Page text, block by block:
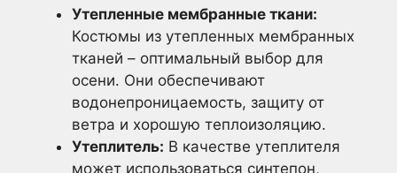
Утепленные мембранные ткани:
Костюмы из утепленных мембранных
тканей – оптимальный выбор для
осени. Они обеспечивают
водонепроницаемость, защиту от
ветра и хорошую теплоизоляцию.
Утеплитель: В качестве утеплителя
может использоваться синтепон,